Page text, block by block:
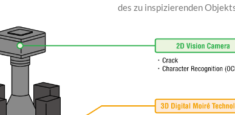
des zu inspizierenden